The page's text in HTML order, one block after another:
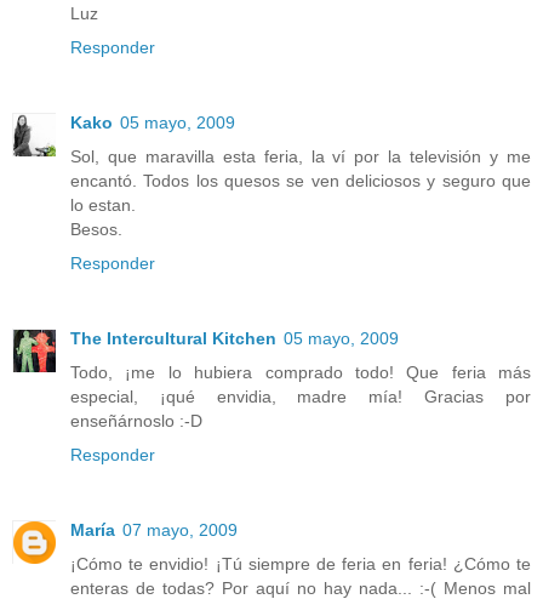
Luz
Responder
Kako 05 mayo, 2009
Sol, que maravilla esta feria, la ví por la televisión y me
encantó. Todos los quesos se ven deliciosos y seguro que
lo estan.
Besos.
Responder
The Intercultural Kitchen 05 mayo, 2009
Todo, ¡me lo hubiera comprado todo! Que feria más
especial, ¡qué envidia, madre mía! Gracias por
enseñárnoslo :-D
Responder
María 07 mayo, 2009
¡Cómo te envidio! ¡Tú siempre de feria en feria! ¿Cómo te
enteras de todas? Por aquí no hay nada... :-( Menos mal